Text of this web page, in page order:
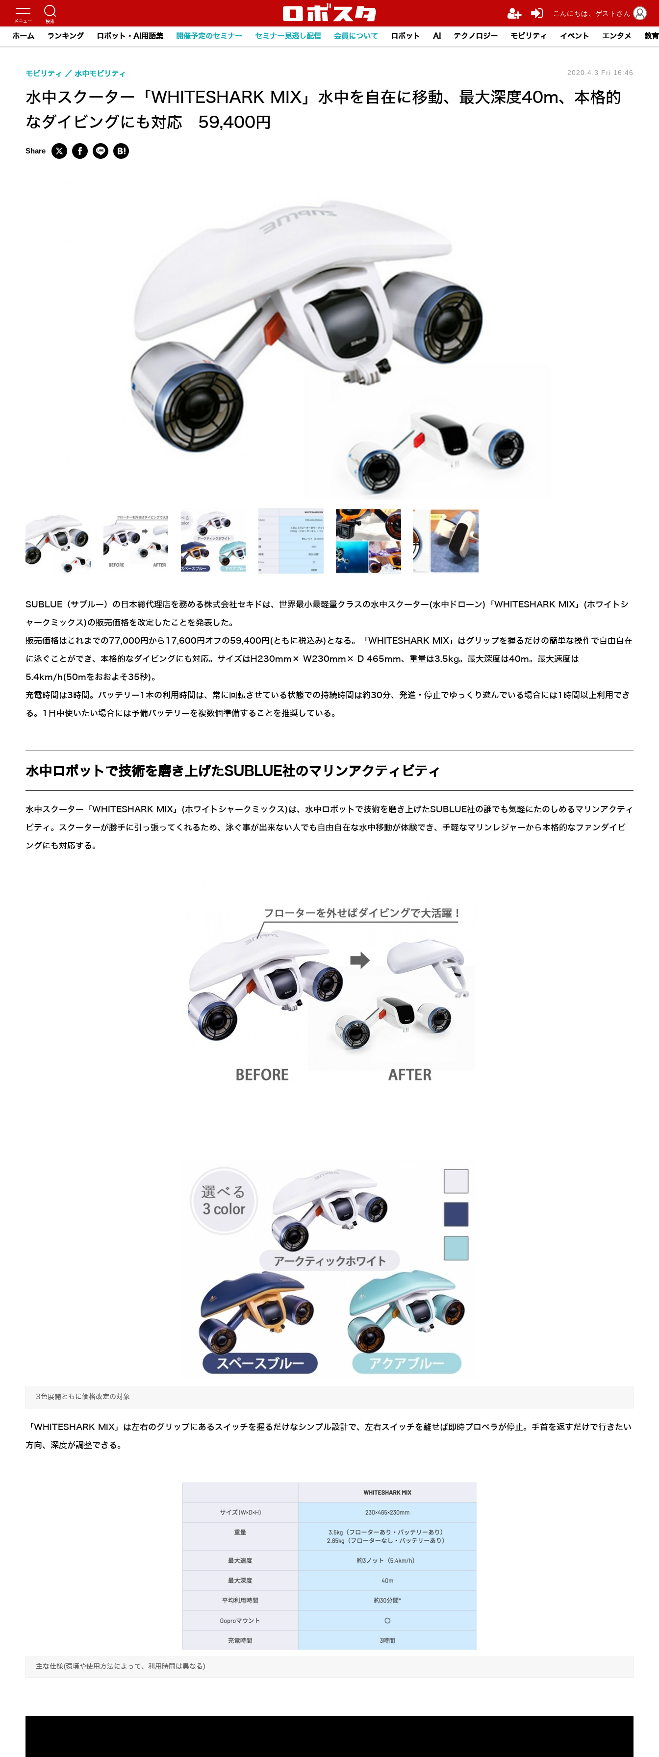
ホーム ランキング ロボット・AI用語集 開催予定のセミナー セミナー見逃し配信 会員について ロボット AI テクノロジー モビリティ イベント エンタメ 教育
水中スクーター「WHITESHARK MIX」水中を自在に移動、最大深度40m、本格的
なダイビングにも対応 59,400円
モビリティ 水中モビリティ 2020.4.3 Fri 16:46
SUBLUE（サブルー）の日本総代理店を務める株式会社セキドは、世界最小最軽量クラスの水中スクーター(水中ドローン)「WHITESHARK MIX」(ホワイトシ
ャークミックス)の販売価格を改定したことを発表した。
販売価格はこれまでの77,000円から17,600円オフの59,400円(ともに税込み)となる。「WHITESHARK MIX」はグリップを握るだけの簡単な操作で自由自在
に泳ぐことができ、本格的なダイビングにも対応。サイズはH230mm× W230mm× D 465mm、重量は3.5kg。最大深度は40m。最大速度は
5.4km/h(50mをおおよそ35秒)。
充電時間は3時間。バッテリー1本の利用時間は、常に回転させている状態での持続時間は約30分、発進・停止でゆっくり遊んでいる場合には1時間以上利用でき
る。1日中使いたい場合には予備バッテリーを複数個準備することを推奨している。
水中ロボットで技術を磨き上げたSUBLUE社のマリンアクティビティ
水中スクーター「WHITESHARK MIX」(ホワイトシャークミックス)は、水中ロボットで技術を磨き上げたSUBLUE社の誰でも気軽にたのしめるマリンアクティ
ビティ。スクーターが勝手に引っ張ってくれるため、泳ぐ事が出来ない人でも自由自在な水中移動が体験でき、手軽なマリンレジャーから本格的なファンダイビ
ングにも対応する。
3色展開ともに価格改定の対象
「WHITESHARK MIX」は左右のグリップにあるスイッチを握るだけなシンプル設計で、左右スイッチを離せば即時プロペラが停止。手首を返すだけで行きたい
方向、深度が調整できる。
主な仕様(環境や使用方法によって、利用時間は異なる)
こんにちは、ゲストさん